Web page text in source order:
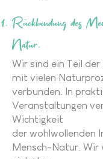
Rückbindung des
Natur.
Wir sind ein Teil
mit vielen
verbunden. In
Veranstaltungen
Wichtigkeit
der wohlwollenden
Mensch-Natur. Wir